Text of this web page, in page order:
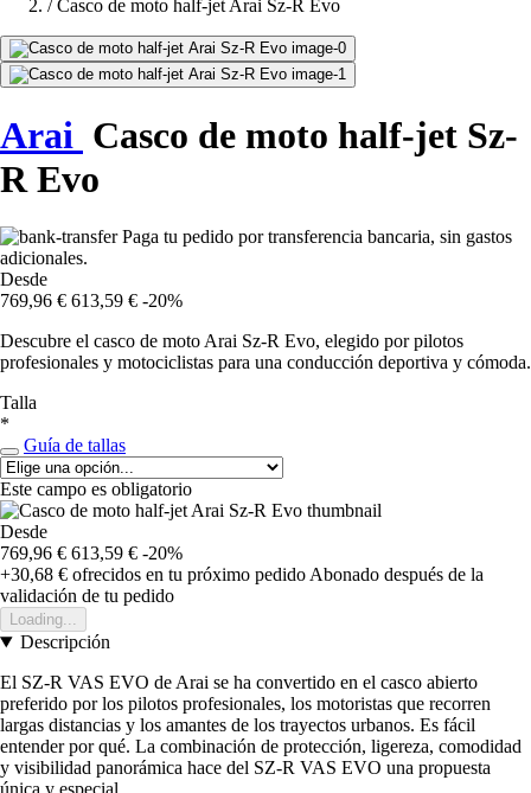
/ Casco de moto half-jet Arai Sz-R Evo
Arai Casco de moto half-jet Sz-
R Evo
Paga tu pedido por transferencia bancaria, sin gastos
adicionales.
Desde
769,96 € 613,59 € -20%
Descubre el casco de moto Arai Sz-R Evo, elegido por pilotos
profesionales y motociclistas para una conducción deportiva y cómoda.
Talla
*
Guía de tallas
Este campo es obligatorio
Desde
769,96 € 613,59 € -20%
+30,68 € ofrecidos en tu próximo pedido Abonado después de la
validación de tu pedido
Loading...
Descripción
El SZ-R VAS EVO de Arai se ha convertido en el casco abierto
preferido por los pilotos profesionales, los motoristas que recorren
largas distancias y los amantes de los trayectos urbanos. Es fácil
entender por qué. La combinación de protección, ligereza, comodidad
y visibilidad panorámica hace del SZ-R VAS EVO una propuesta